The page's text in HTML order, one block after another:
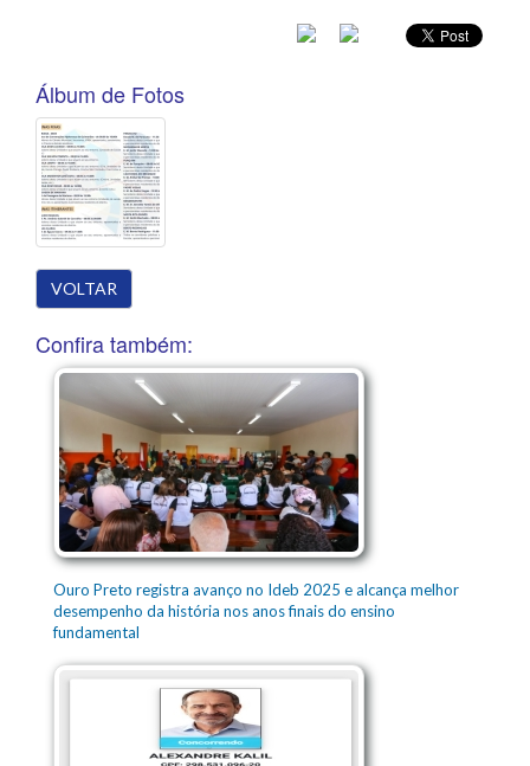
Álbum de Fotos
VOLTAR
Confira também:
Ouro Preto registra avanço no Ideb 2025 e alcança melhor
desempenho da história nos anos finais do ensino
fundamental